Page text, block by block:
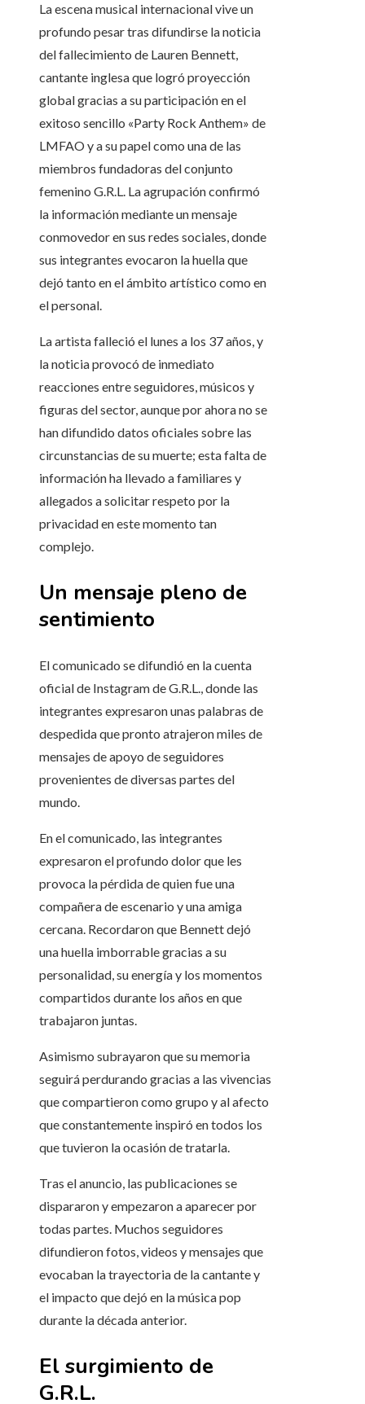
La escena musical internacional vive un
profundo pesar tras difundirse la noticia
del fallecimiento de Lauren Bennett,
cantante inglesa que logró proyección
global gracias a su participación en el
exitoso sencillo «Party Rock Anthem» de
LMFAO y a su papel como una de las
miembros fundadoras del conjunto
femenino G.R.L. La agrupación confirmó
la información mediante un mensaje
conmovedor en sus redes sociales, donde
sus integrantes evocaron la huella que
dejó tanto en el ámbito artístico como en
el personal.
La artista falleció el lunes a los 37 años, y
la noticia provocó de inmediato
reacciones entre seguidores, músicos y
figuras del sector, aunque por ahora no se
han difundido datos oficiales sobre las
circunstancias de su muerte; esta falta de
información ha llevado a familiares y
allegados a solicitar respeto por la
privacidad en este momento tan
complejo.
Un mensaje pleno de
sentimiento
El comunicado se difundió en la cuenta
oficial de Instagram de G.R.L., donde las
integrantes expresaron unas palabras de
despedida que pronto atrajeron miles de
mensajes de apoyo de seguidores
provenientes de diversas partes del
mundo.
En el comunicado, las integrantes
expresaron el profundo dolor que les
provoca la pérdida de quien fue una
compañera de escenario y una amiga
cercana. Recordaron que Bennett dejó
una huella imborrable gracias a su
personalidad, su energía y los momentos
compartidos durante los años en que
trabajaron juntas.
Asimismo subrayaron que su memoria
seguirá perdurando gracias a las vivencias
que compartieron como grupo y al afecto
que constantemente inspiró en todos los
que tuvieron la ocasión de tratarla.
Tras el anuncio, las publicaciones se
dispararon y empezaron a aparecer por
todas partes. Muchos seguidores
difundieron fotos, videos y mensajes que
evocaban la trayectoria de la cantante y
el impacto que dejó en la música pop
durante la década anterior.
El surgimiento de
G.R.L.